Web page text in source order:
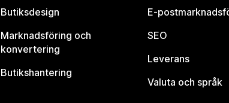
Butiksdesign
Marknadsföring och
konvertering
Butikshantering
E-
SEO
Leverans
Valuta och språk